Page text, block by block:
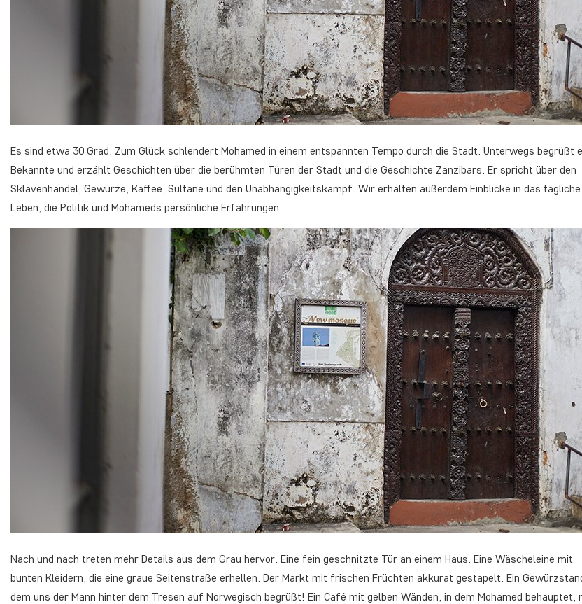
Es sind etwa 30 Grad. Zum Glück schlendert Mohamed in einem entspannten Tempo durch die Stadt. Unterwegs begrüßt
Bekannte und erzählt Geschichten über die berühmten Türen der Stadt und die Geschichte Zanzibars. Er spricht über den
Sklavenhandel, Gewürze, Kaffee, Sultane und den Unabhängigkeitskampf. Wir erhalten außerdem Einblicke in das tägliche
Leben, die Politik und Mohameds persönliche Erfahrungen.
Nach und nach treten mehr Details aus dem Grau hervor. Eine fein geschnitzte Tür an einem Haus. Eine Wäscheleine mit
bunten Kleidern, die eine graue Seitenstraße erhellen. Der Markt mit frischen Früchten akkurat gestapelt. Ein
dem uns der Mann hinter dem Tresen auf Norwegisch begrüßt! Ein Café mit gelben Wänden, in dem Mohamed behauptet,